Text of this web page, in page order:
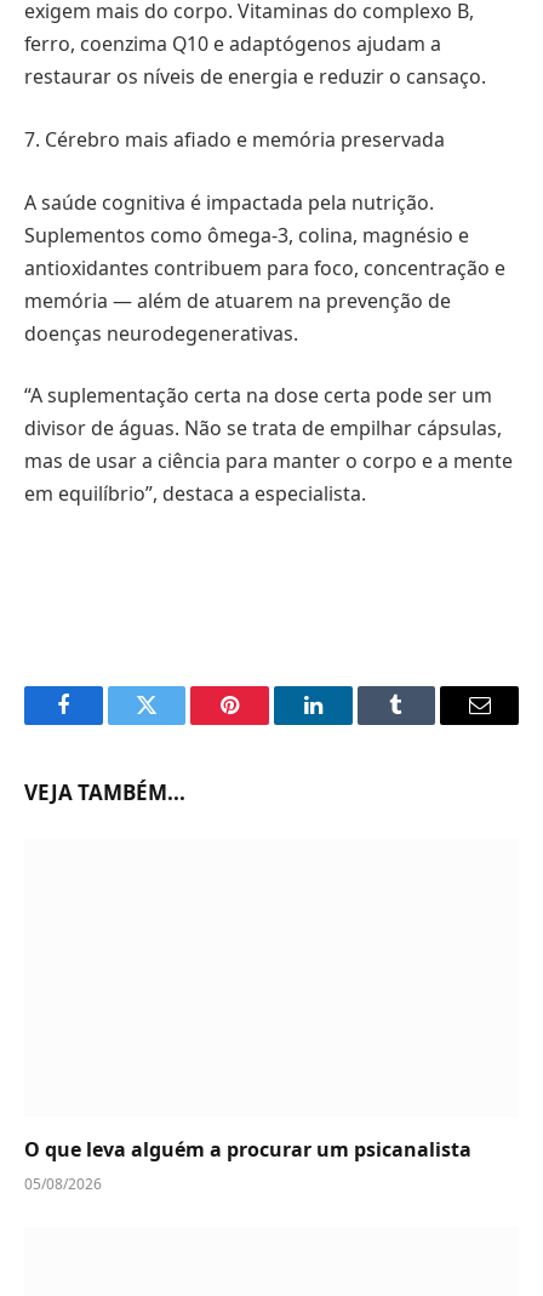
exigem mais do corpo. Vitaminas do complexo B,
ferro, coenzima Q10 e adaptógenos ajudam a
restaurar os níveis de energia e reduzir o cansaço.
7. Cérebro mais afiado e memória preservada
A saúde cognitiva é impactada pela nutrição.
Suplementos como ômega-3, colina, magnésio e
antioxidantes contribuem para foco, concentração e
memória — além de atuarem na prevenção de
doenças neurodegenerativas.
“A suplementação certa na dose certa pode ser um
divisor de águas. Não se trata de empilhar cápsulas,
mas de usar a ciência para manter o corpo e a mente
em equilíbrio”, destaca a especialista.
FacebookTwitter Pinterest LinkedInTumblr Email
VEJA TAMBÉM...
O que leva alguém a procurar um psicanalista
05/08/2026